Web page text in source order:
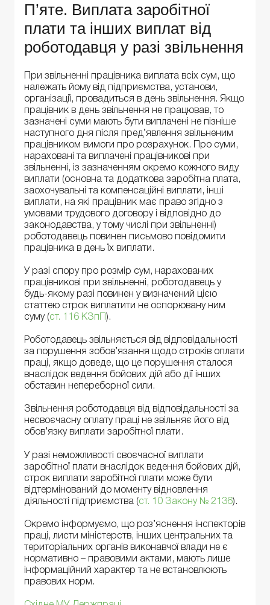
П’яте. Виплата заробітної
плати та інших виплат від
роботодавця у разі звільнення
При звільненні працівника виплата всіх сум, що
належать йому від підприємства, установи,
організації, провадиться в день звільнення. Якщо
працівник в день звільнення не працював, то
зазначені суми мають бути виплачені не пізніше
наступного дня після пред’явлення звільненим
працівником вимоги про розрахунок. Про суми,
нараховані та виплачені працівникові при
звільненні, із зазначенням окремо кожного виду
виплати (основна та додаткова заробітна плата,
заохочувальні та компенсаційні виплати, інші
виплати, на які працівник має право згідно з
умовами трудового договору і відповідно до
законодавства, у тому числі при звільненні)
роботодавець повинен письмово повідомити
працівника в день їх виплати.
У разі спору про розмір сум, нарахованих
працівникові при звільненні, роботодавець у
будь-якому разі повинен у визначений цією
статтею строк виплатити не оспорювану ним
суму (ст. 116 КЗпП ).
Роботодавець звільняється від відповідальності
за порушення зобов’язання щодо строків оплати
праці, якщо доведе, що це порушення сталося
внаслідок ведення бойових дій або дії інших
обставин непереборної сили.
Звільнення роботодавця від відповідальності за
несвоєчасну оплату праці не звільняє його від
обов’язку виплати заробітної плати.
У разі неможливості своєчасної виплати
заробітної плати внаслідок ведення бойових дій,
строк виплати заробітної плати може бути
відтермінований до моменту відновлення
діяльності підприємства (ст. 10 Закону № 2136).
Окремо інформуємо, що роз’яснення інспекторів
праці, листи міністерств, інших центральних та
територіальних органів виконавчої влади не є
нормативно – правовими актами, мають лише
інформаційний характер та не встановлюють
правових норм.